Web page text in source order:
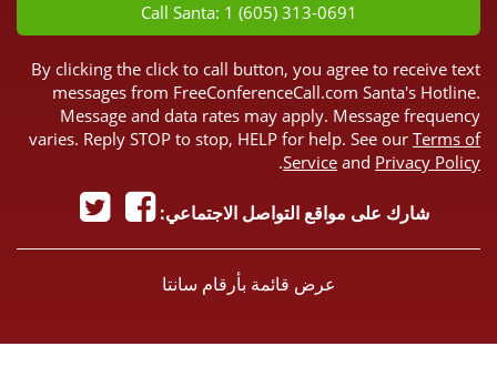
Call Santa: 1 (605) 313-0691
By clicking the click to call button, you agree to receive text
messages from FreeConferenceCall.com Santa's Hotline.
Message and data rates may apply. Message frequency
varies. Reply STOP to stop, HELP for help. See our Terms of
Service and Privacy Policy
.
شارك على مواقع التواصل الاجتماعي:
عرض قائمة بأرقام سانتا